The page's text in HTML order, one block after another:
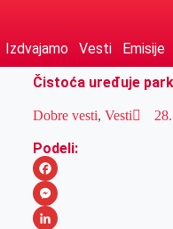
Izdvajamo Vesti Emisije
Čistoća uređuje
Dobre vesti, Vesti
Podeli:
F
aM